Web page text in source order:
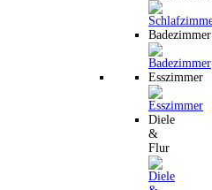
Badezimmer
Esszimmer
Diele
&
Flur